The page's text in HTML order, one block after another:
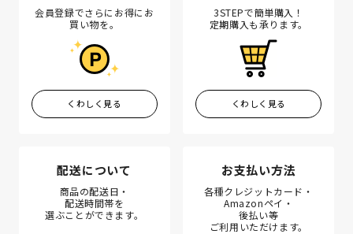
会員登録でさらにお得にお
買い物を。
くわしく見る
3STEPで簡単購入！
定期購入も承ります。
くわしく見る
配送について
商品の配送日・
配送時間帯を
選ぶことができます。
お支払い方法
各種クレジットカード・
Amazonペイ・
後払い等
ご利用いただけます。